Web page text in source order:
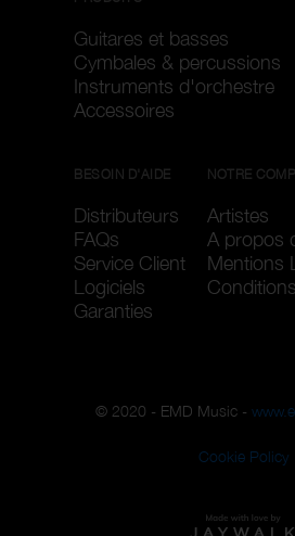
Guitares et basses
Cymbales & percussions
Instruments d'orchestre
Accessoires
BESOIN D'AIDE
Distributeurs
FAQs
Service Client
Logiciels
Garanties
NOTRE
Artistes
A propos
Mentions
© 2020 - EMD Music -
Cookie Policy